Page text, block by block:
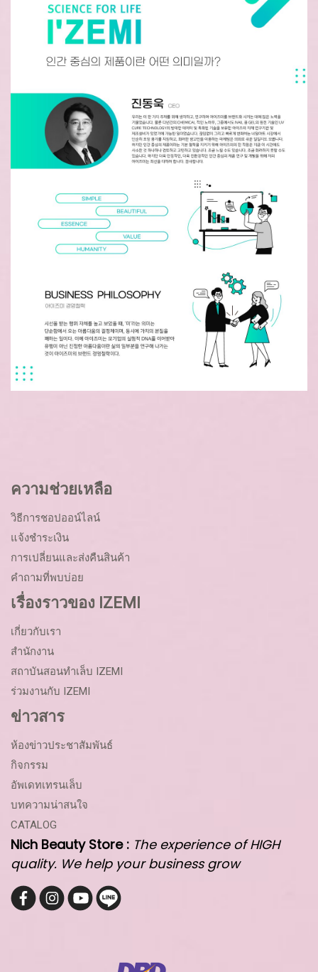
ความช่วยเหลือ
วิธีการชอปออน์ไลน์
แจ้งชำระเงิน
การเปลี่ยนและส่งคืนสินค้า
คำถามที่พบบ่อย
เรื่องราวของ IZEMI
เกี่ยวกับเรา
สำนักงาน
สถาบันสอนทำเล็บ IZEMI
ร่วมงานกับ IZEMI
ข่าวสาร
ห้องข่าวประชาสัมพันธ์
กิจกรรม
อัพเดทเทรนเล็บ
บทความน่าสนใจ
CATALOG
Nich Beauty Store : The experience of HIGH
quality. We help your business grow